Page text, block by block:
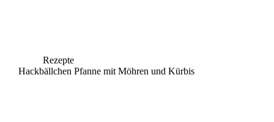
Rezepte
Hackbällchen Pfanne mit Möhren und Kürbis